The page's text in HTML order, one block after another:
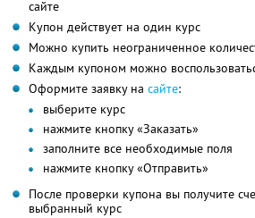
сайте
Купон действует на один курс
Можно купить неограниченное
Каждым купоном можно
Оформите заявку на сайте:
выберите курс
нажмите кнопку «Заказать»
заполните все необходимые поля
нажмите кнопку «Отправить»
После проверки купона вы получите
выбранный курс